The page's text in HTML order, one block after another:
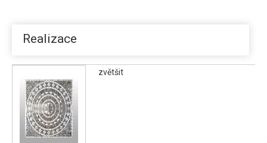
Realizace
zvětšit